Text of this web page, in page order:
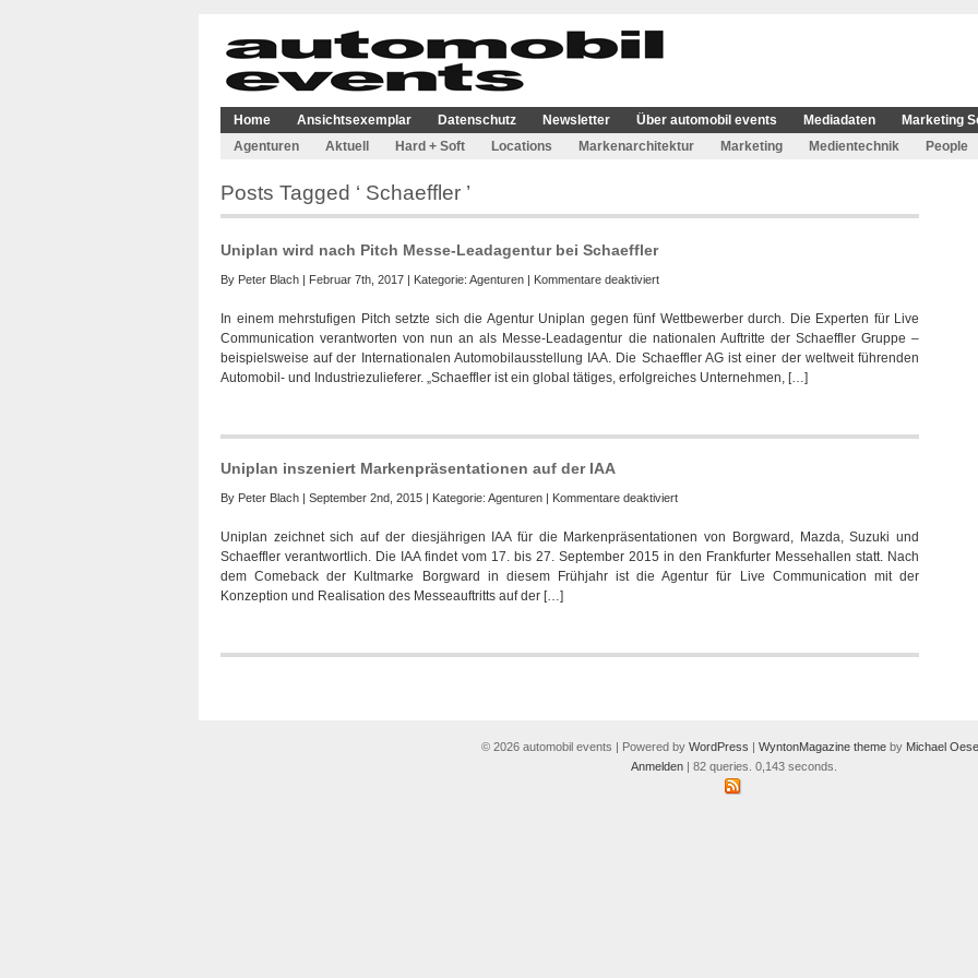
Home Ansichtsexemplar Datenschutz Newsletter Über automobil events Mediadaten
Marketing
Agenturen
Aktuell Hard + Soft Locations Markenarchitektur Marketing Medientechnik People
Posts Tagged ‘ Schaeffler ’
Uniplan wird nach Pitch Messe-Leadagentur bei Schaeffler
By Peter Blach | Februar 7th, 2017 | Kategorie: Agenturen | Kommentare deaktiviertfür
wird
nach
Pitch
Messe-
Schaeffler
In einem mehrstufigen Pitch setzte sich die Agentur Uniplan gegen fünf Wettbewerber durch. Die Experten für Live
Communication verantworten von nun an als Messe-Leadagentur die nationalen Auftritte der Schaeffler Gruppe –
beispielsweise auf der Internationalen Automobilausstellung IAA. Die Schaeffler AG ist einer der weltweit führenden
Automobil- und Industriezulieferer. „Schaeffler ist ein global tätiges, erfolgreiches Unternehmen, […]
Uniplan inszeniert Markenpräsentationen auf der IAA
By Peter Blach | September 2nd, 2015 | Kategorie: Agenturen | Kommentare deaktiviertfür
inszeniert
Markenpräsentationen
auf
Uniplan zeichnet sich auf der diesjährigen IAA für die Markenpräsentationen von Borgward, Mazda, Suzuki und
Schaeffler verantwortlich. Die IAA findet vom 17. bis 27. September 2015 in den Frankfurter Messehallen statt. Nach
dem Comeback der Kultmarke Borgward in diesem Frühjahr ist die Agentur für Live Communication mit der
Konzeption und Realisation des Messeauftritts auf der […]
© 2026 automobil events | Powered by WordPress | WyntonMagazine theme by Michael
Anmelden| 82 queries. 0,143 seconds.